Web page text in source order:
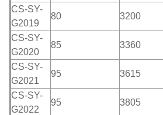
CS-SY-
G2019
80 3200
CS-SY-
G2020
85 3360
CS-SY-
G2021
95 3615
CS-SY-
G2022
95 3805